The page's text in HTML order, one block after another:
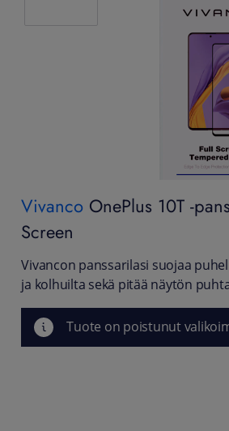
Vivanco OnePlus 10T -
Screen
Vivancon panssarilasi suojaa
ja kolhuilta sekä pitää näytön
Tuote on poistunut